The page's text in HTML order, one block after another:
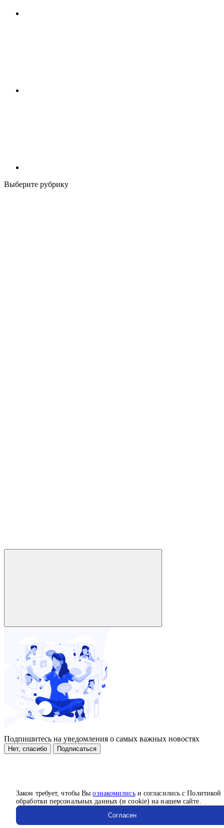
Закон требует, чтобы Выознакомилисьи согласились с Политикой
обработки персональных данных (и cookie) на нашем сайте.
Согласен
Выберите рубрику
Подпишитесь на уведомления о самых важных новостях
Нет, спасибо Подписаться